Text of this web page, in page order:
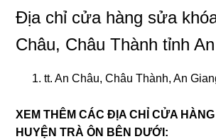
Địa chỉ cửa hàng sửa
Châu, Châu Thành tỉnh
tt. An Châu, Châu Thành, An
XEM THÊM CÁC ĐỊA CHỈ CỬA
HUYỆN TRÀ ÔN BÊN DƯỚI: